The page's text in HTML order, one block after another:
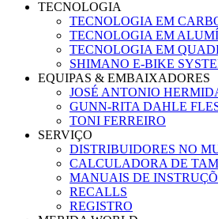
TECNOLOGIA
TECNOLOGIA EM
TECNOLOGIA EM
TECNOLOGIA EM
SHIMANO E-BIKE
EQUIPAS & EMBAIXADORES
JOSÉ ANTONIO
GUNN-RITA DAHLE
TONI FERREIRO
SERVIÇO
DISTRIBUIDORES NO
CALCULADORA DE
MANUAIS DE
RECALLS
REGISTRO